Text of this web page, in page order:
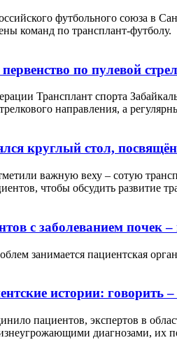
футбольного союза в
команд по трансплант-футболу.
по пулевой
Трансплант спорта
направления, а
круглый стол,
важную веху – сотую
чтобы обсудить развитие
с заболеванием почек
занимается пациентская
истории: говорить –
пациентов, экспертов в
диагнозами, их